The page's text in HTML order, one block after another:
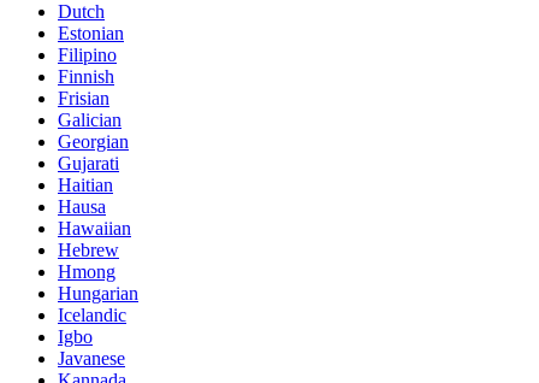
Dutch
Estonian
Filipino
Finnish
Frisian
Galician
Georgian
Gujarati
Haitian
Hausa
Hawaiian
Hebrew
Hmong
Hungarian
Icelandic
Igbo
Javanese